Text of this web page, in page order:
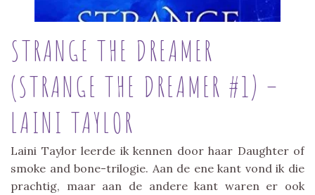
STRANGE THE DREAMER
(STRANGE THE DREAMER #1) –
LAINI TAYLOR
Laini Taylor leerde ik kennen door haar Daughter of
smoke and bone-trilogie. Aan de ene kant vond ik die
prachtig, maar aan de andere kant waren er ook